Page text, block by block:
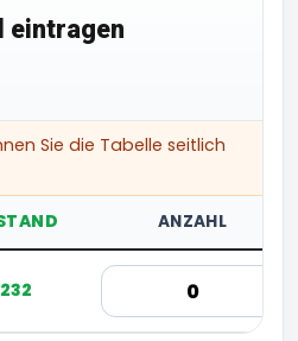
eintragen
Sie die Tabelle seitlich
ANZAHL
232